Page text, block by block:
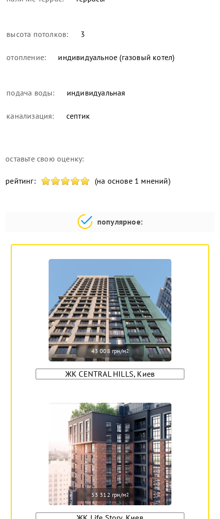
высота потолков: 3
отопление: индивидуальное (газовый котел)
подача воды: индивидуальная
канализация: септик
оставьте свою оценку:
рейтинг: (на основе 1 мнений)
популярное:
43 008 грн/м2
ЖК CENTRAL HILLS, Киев
53 312 грн/м2